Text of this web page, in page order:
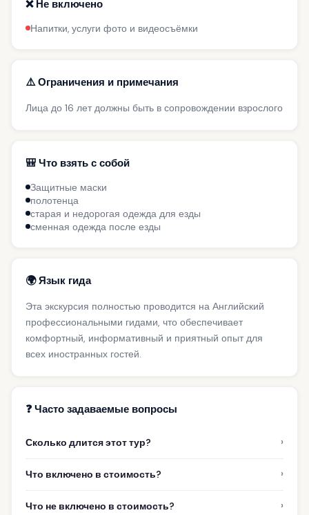
❌ Не включено
Напитки, услуги фото и видеосъёмки
⚠️ Ограничения и примечания
Лица до 16 лет должны быть в сопровождении взрослого
🎒 Что взять с собой
Защитные маски
полотенца
старая и недорогая одежда для езды
сменная одежда после езды
🌍 Язык гида
Эта экскурсия полностью проводится на Английский
профессиональными гидами, что обеспечивает
комфортный, информативный и приятный опыт для
всех иностранных гостей.
❓ Часто задаваемые вопросы
Сколько длится этот тур? ›
Что включено в стоимость? ›
Что не включено в стоимость? ›